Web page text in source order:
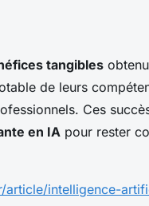
tangibles
de leurs
Ces
en IA pour rester
article/intelligence-